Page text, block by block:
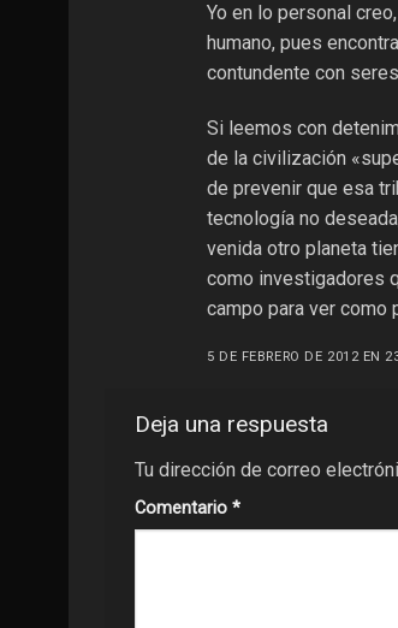
Yo en lo personal
humano, pues
contundente con
Si leemos con
de la civilización
de prevenir que esa
tecnología no
venida otro planeta
como investigadores
campo para ver como
5 DE FEBRERO DE 2012 EN
Deja una respuesta
Tu dirección de correo
Comentario *